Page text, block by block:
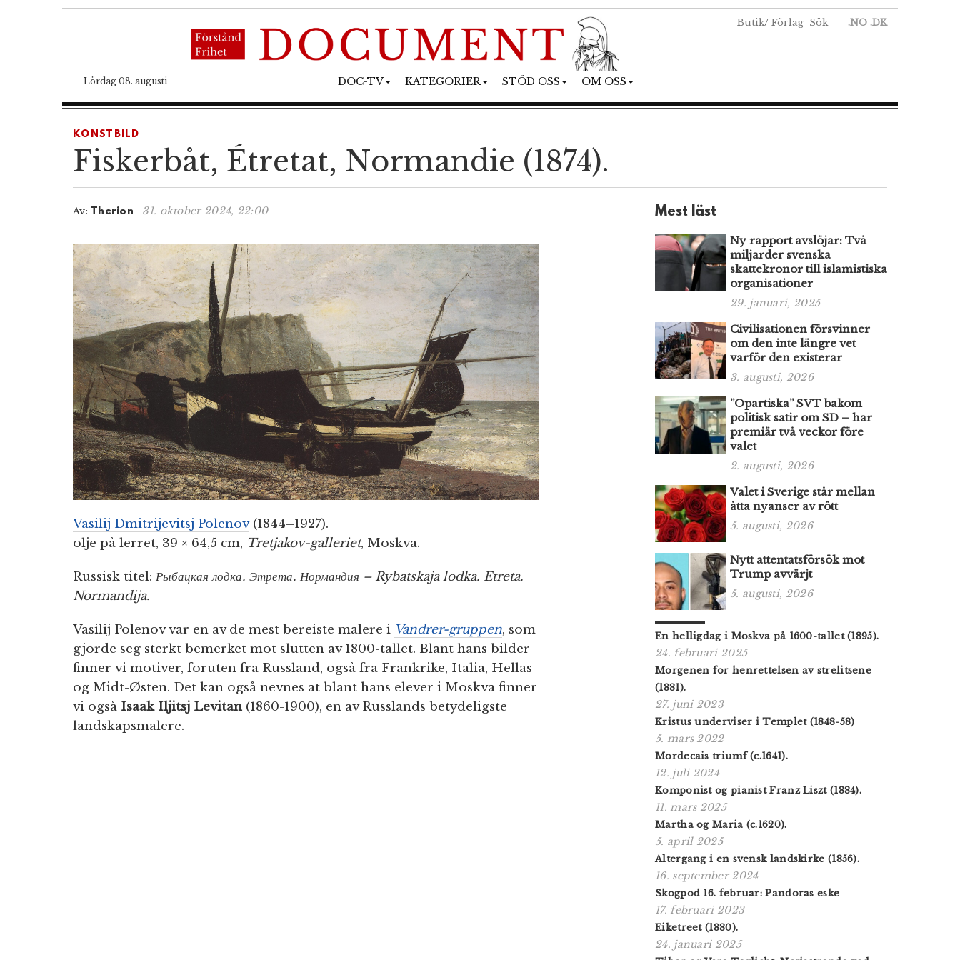
Butik/ Förlag Sök .NO .DK
Lördag 08. augusti DOC-TV KATEGORIER STÖD OSS OM OSS
KONSTBILD
Fiskerbåt, Étretat, Normandie (1874).
Av: Therion 31. oktober 2024, 22:00
Vasilij Dmitrijevitsj Polenov(1844–1927).
olje på lerret, 39 × 64,5 cm, Tretjakov-galleriet, Moskva.
Russisk titel: Рыбацкая лодка. Этрета. Нормандия – Rybatskaja lodka. Etreta.
Normandija.
Vasilij Polenov var en av de mest bereiste malere i Vandrer-gruppen, som
gjorde seg sterkt bemerket mot slutten av 1800-tallet. Blant hans bilder
finner vi motiver, foruten fra Russland, også fra Frankrike, Italia, Hellas
og Midt-Østen. Det kan også nevnes at blant hans elever i Moskva finner
vi også Isaak Iljitsj Levitan (1860-1900), en av Russlands betydeligste
landskapsmalere.
Mest läst
Ny rapport avslöjar: Två
miljarder svenska
skattekronor till islamistiska
organisationer
29. januari, 2025
Civilisationen försvinner
om den inte längre vet
varför den existerar
3. augusti, 2026
”Opartiska” SVT bakom
politisk satir om SD – har
premiär två veckor före
valet
2. augusti, 2026
Valet i Sverige står mellan
åtta nyanser av rött
5. augusti, 2026
Nytt attentatsförsök mot
Trump avvärjt
5. augusti, 2026
En helligdag i Moskva på 1600-tallet (1895).
24. februari 2025
Morgenen for henrettelsen av strelitsene
(1881).
27. juni 2023
Kristus underviser i Templet (1848-58)
5. mars 2022
Mordecais triumf (c.1641).
12. juli 2024
Komponist og pianist Franz Liszt (1884).
11. mars 2025
Martha og Maria (c.1620).
5. april 2025
Altergang i en svensk landskirke (1856).
16. september 2024
Skogpod 16. februar: Pandoras eske
17. februari 2023
Eiketreet (1880).
24. januari 2025